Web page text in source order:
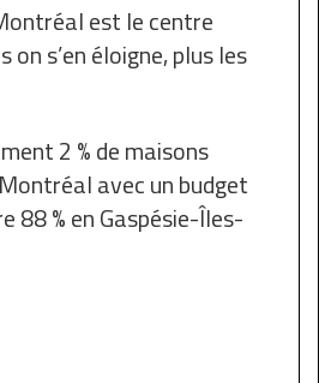
est le centre
on s’en éloigne, plus les
2 % de maisons
avec un budget
88 % en Gaspésie-Îles-